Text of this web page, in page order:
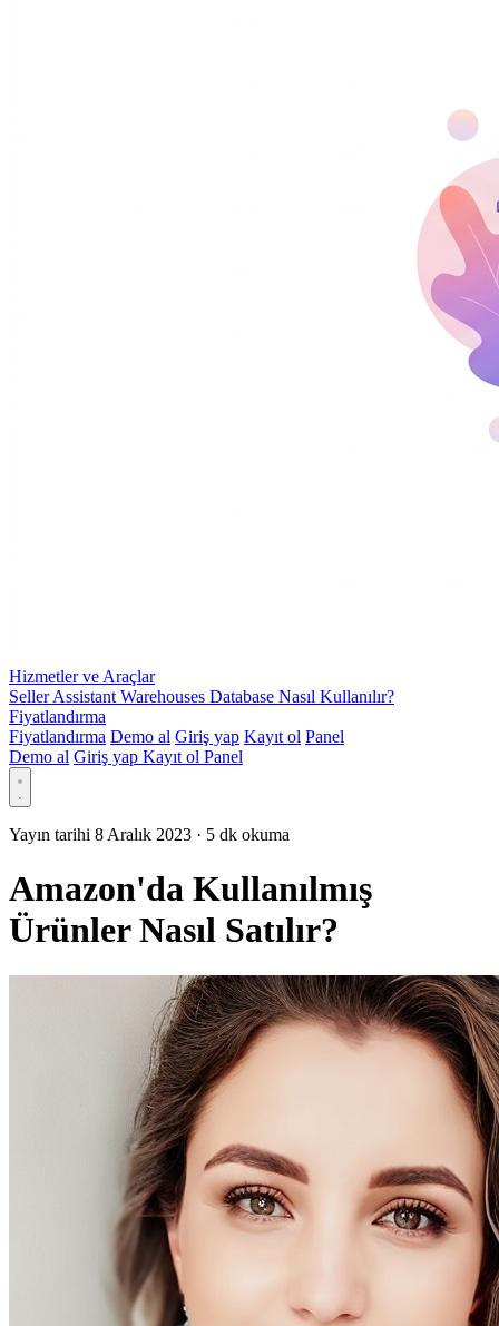
Hizmetler ve Araçlar
Seller Assistant Warehouses Database Nasıl Kullanılır?
Fiyatlandırma
Fiyatlandırma Demo al Giriş yap Kayıt ol Panel
Demo al Giriş yap Kayıt ol Panel
Yayın tarihi 8 Aralık 2023 · 5 dk okuma
Amazon'da Kullanılmış
Ürünler Nasıl Satılır?